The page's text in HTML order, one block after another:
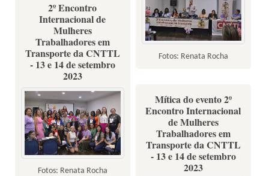
Fotos: Renata Rocha
2º Encontro
Internacional de
Mulheres
Trabalhadores em
Transporte da CNTTL
- 13 e 14 de setembro
2023
Fotos: Renata Rocha
Mítica do evento 2º
Encontro Internacional
de Mulheres
Trabalhadores em
Transporte da CNTTL
- 13 e 14 de setembro
2023